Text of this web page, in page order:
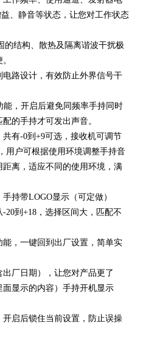
、静音等状态，让您对工作状态
的结构、散热及隔离谐波干扰极
路设计，有效防止外界信号干
，开启后避免同频率手持同时
的手持才可发出声音。
有-0到+9可选，接收机可调节
用户可根据使用环境调整手持音
离，适应不同的使用环境，满
手持带LOGO显示（可定做）
20到+18，选择区间大，匹配不
，一键回到出厂设置，简单实
厂日期），让您对产品更了
显示的内容）手持开机显示
启后锁住当前设置，防止误操